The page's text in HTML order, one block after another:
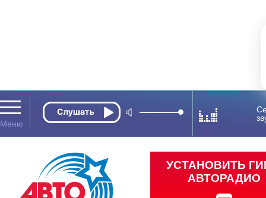
УСТАНОВИТЬ
АВТОРАДИО